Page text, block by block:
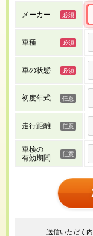
メーカー
車種
車の状態
初度年式
走行距離
車検の
有効期間
送信いただく